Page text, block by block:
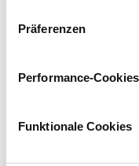
Präferenzen
Performance-Cookies
Funktionale Cookies
Eine junge Bibliothekarin
versuchen – ihr bleibt
Betatest von FUSION,
des Social-Media-
Kaitlyn geht es um etwas